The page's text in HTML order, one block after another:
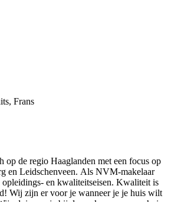
Frans
op de regio Haaglanden met een focus op
en Leidschenveen. Als NVM-makelaar
en kwaliteitseisen. Kwaliteit is
Wij zijn er voor je wanneer je je huis wilt